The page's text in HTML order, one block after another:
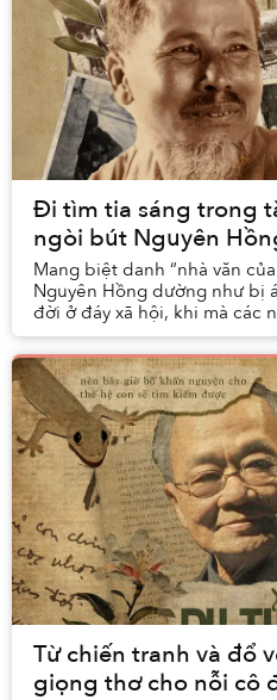
Đi tìm tia sáng trong
ngòi bút Nguyên
Mang biệt danh “nhà văn
Nguyên Hồng dường như bị
đời ở đáy xã hội, khi mà các
không là phụ nữ bị chồng
Từ chiến tranh và đổ
giọng thơ cho nỗi cô